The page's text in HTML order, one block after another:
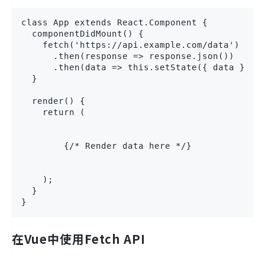
class App extends React.Component {
  componentDidMount() {
    fetch('https://api.example.com/data')
      .then(response => response.json())
      .then(data => this.setState({ data }));
  }
  render() {
    return (
        {/* Render data here */}
    );
  }
}
在Vue中使用Fetch API